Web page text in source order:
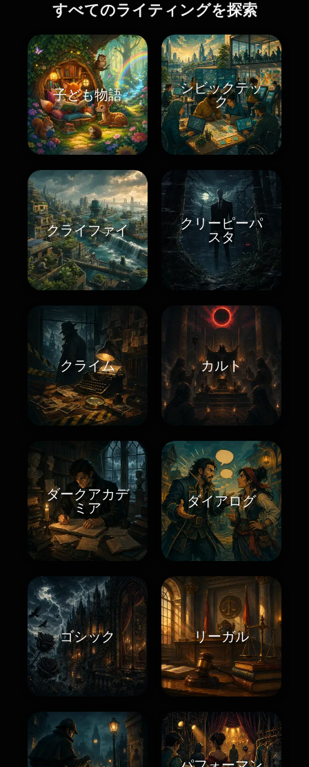
すべてのライティングを探索
子ども物語
シビックテッ
ク
クライファイ
クリーピーパ
スタ
クライム カルト
ダークアカデ
ミア
ダイアログ
ゴシック リーガル